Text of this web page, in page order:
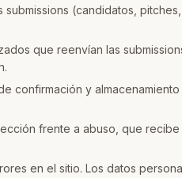
(candidatos, pitches,
que reenvían las
confirmación y almacenamiento
frente a abuso, que recibe
en el sitio. Los datos